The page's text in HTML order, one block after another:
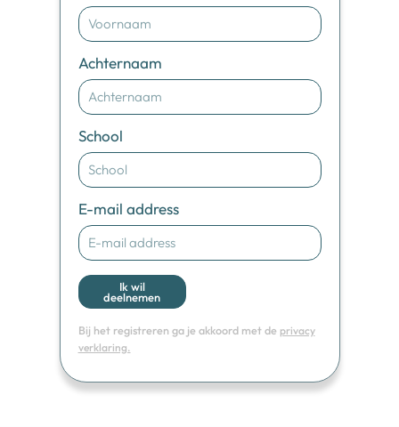
Achternaam
School
E-mail address
Ik wil
deelnemen
Bij het registreren ga je akkoord met de privacy
verklaring.